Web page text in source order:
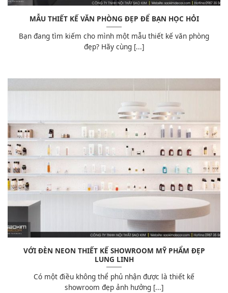
MẪU THIẾT KẾ VĂN PHÒNG ĐẸP ĐỂ BẠN HỌC HỎI
Bạn đang tìm kiếm cho mình một mẫu thiết kế văn phòng
đẹp? Hãy cùng [...]
VỚI ĐÈN NEON THIẾT KẾ SHOWROOM MỸ PHẨM ĐẸP
LUNG LINH
Có một điều không thể phủ nhận được là thiết kế
showroom đẹp ảnh hưởng [...]